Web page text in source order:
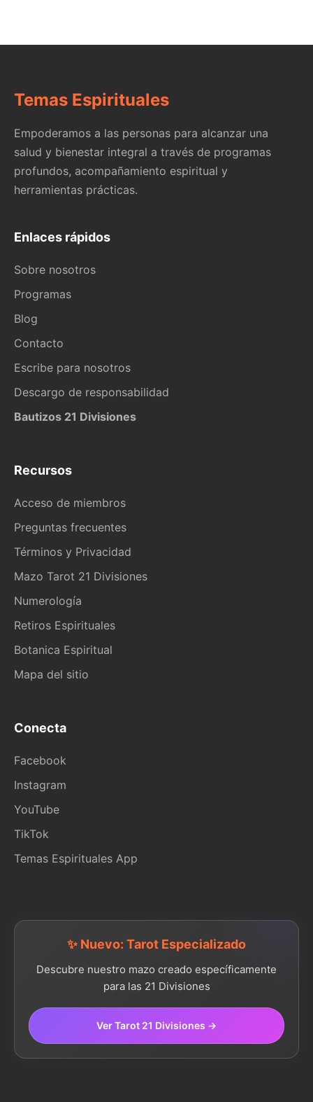
Temas Espirituales
Empoderamos a las personas para alcanzar una
salud y bienestar integral a través de programas
profundos, acompañamiento espiritual y
herramientas prácticas.
Enlaces rápidos
Sobre nosotros
Programas
Blog
Contacto
Escribe para nosotros
Descargo de responsabilidad
Bautizos 21 Divisiones
Recursos
Acceso de miembros
Preguntas frecuentes
Términos y Privacidad
Mazo Tarot 21 Divisiones
Numerología
Retiros Espirituales
Botanica Espiritual
Mapa del sitio
Conecta
Facebook
Instagram
YouTube
TikTok
Temas Espirituales App
✨ Nuevo: Tarot Especializado
Descubre nuestro mazo creado específicamente
para las 21 Divisiones
Ver Tarot 21 Divisiones →